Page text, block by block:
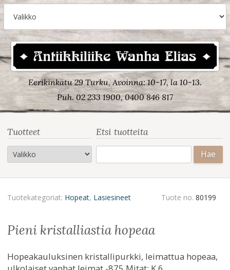
Eerikinkatu 29 Turku, Avoinna: 10-17, la 10-13.
Puh. 02 233 1900, 0400 846 817
Tuotteet Etsi tuotteita
Tuotekategoriat: Hopeat, Lasiesineet Tuote no. 80199
pieni kristalliastia hopeaa
Hopeakauluksinen kristallipurkki, leimattua hopeaa,